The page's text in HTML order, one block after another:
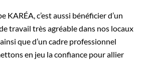
KARÉA, c’est aussi bénéficier d’un
travail très agréable dans nos locaux
que d’un cadre professionnel
en jeu la confiance pour allier